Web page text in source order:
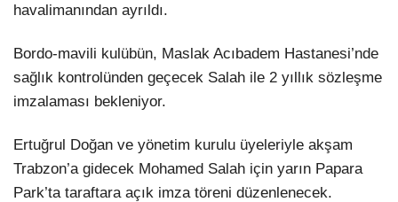
havalimanından ayrıldı.
Bordo-mavili kulübün, Maslak Acıbadem Hastanesi’nde
sağlık kontrolünden geçecek Salah ile 2 yıllık sözleşme
imzalaması bekleniyor.
Ertuğrul Doğan ve yönetim kurulu üyeleriyle akşam
Trabzon’a gidecek Mohamed Salah için yarın Papara
Park’ta taraftara açık imza töreni düzenlenecek.